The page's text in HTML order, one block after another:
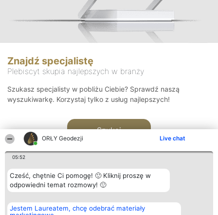
ORŁY Geodezji Live chat
05:52
Cześć, chętnie Ci pomogę! 🙂 Kliknij proszę w
odpowiedni temat rozmowy! 🙂
Jestem Laureatem, chcę odebrać materiały
Znajdź specjalistę
Plebiscyt skupia najlepszych w branży
Szukasz specjalisty w pobliżu Ciebie? Sprawdź naszą
wyszukiwarkę. Korzystaj tylko z usług najlepszych!
Szukaj
Organizator plebiscytu
Bright Side Solutions sp. z o.
Plebiscyt
Laureaci
Kontakt
Kontakt